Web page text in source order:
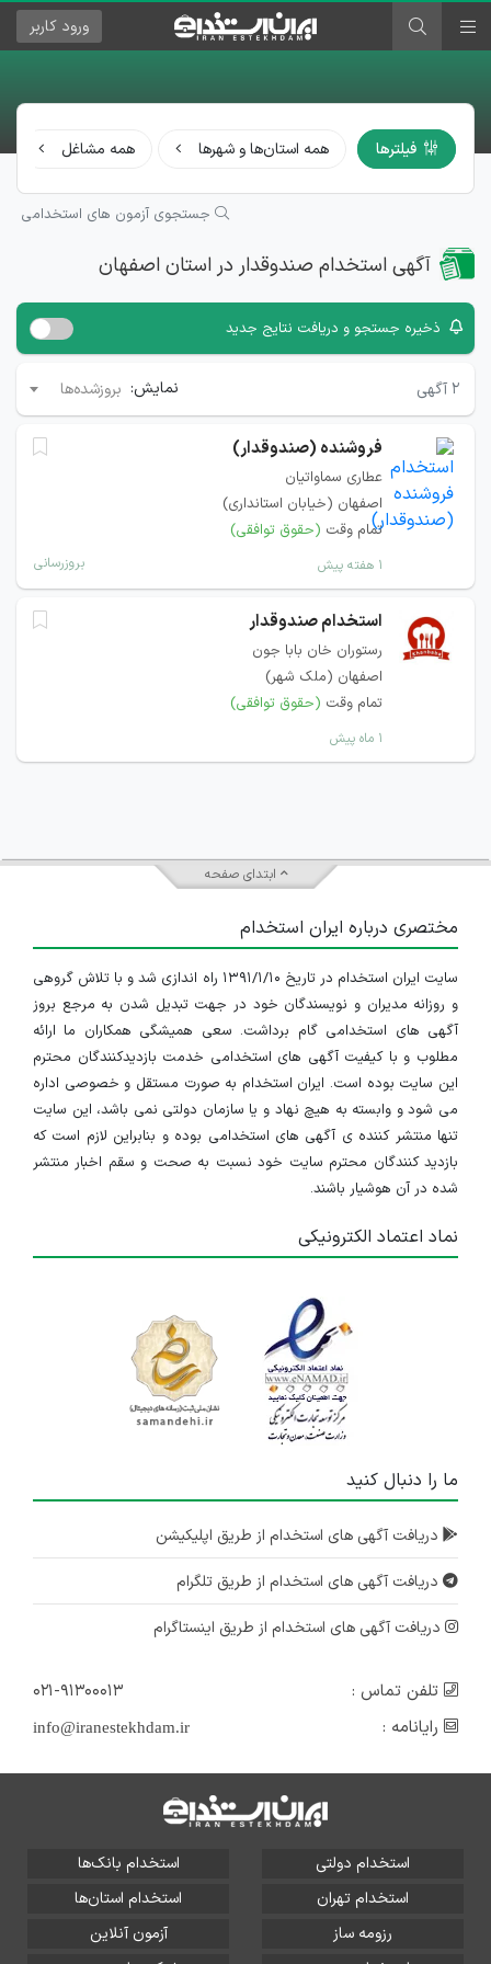
ورود کاربر
فیلترها همه استان‌ها و شهرها همه مشاغل
جستجوی آزمون های استخدامی
آگهی استخدام صندوقدار در استان اصفهان
ذخیره جستجو و دریافت نتایج جدید
۲ آگهی نمایش: بروزشده‌ها
فروشنده (صندوقدار)
عطاری سماواتیان
اصفهان (خیابان استانداری)
تمام وقت (حقوق توافقی)
۱ هفته پیش بروزرسانی
استخدام صندوقدار
رستوران خان بابا جون
اصفهان (ملک شهر)
تمام وقت (حقوق توافقی)
۱ ماه پیش
ابتدای صفحه
مختصری درباره ایران استخدام
سایت ایران استخدام در تاریخ ۱۳۹۱/۱/۱۰ راه اندازی شد و با تلاش گروهی
و روزانه مدیران و نویسندگان خود در جهت تبدیل شدن به مرجع بروز
آگهی های استخدامی گام برداشت. سعی همیشگی همکاران ما ارائه
مطلوب و با کیفیت آگهی های استخدامی خدمت بازدیدکنندگان محترم
این سایت بوده است. ایران استخدام به صورت مستقل و خصوصی اداره
می شود و وابسته به هیچ نهاد و یا سازمان دولتی نمی باشد، این سایت
تنها منتشر کننده ی آگهی های استخدامی بوده و بنابراین لازم است که
بازدید کنندگان محترم سایت خود نسبت به صحت و سقم اخبار منتشر
شده در آن هوشیار باشند.
نماد اعتماد الکترونیکی
ما را دنبال کنید
دریافت آگهی های استخدام از طریق اپلیکیشن
دریافت آگهی های استخدام از طریق تلگرام
دریافت آگهی های استخدام از طریق اینستاگرام
تلفن تماس :
۰۲۱-۹۱۳۰۰۰۱۳
رایانامه :
info@iranestekhdam.ir
استخدام دولتی
استخدام بانک‌ها
استخدام تهران
استخدام استان‌ها
رزومه ساز
آزمون آنلاین